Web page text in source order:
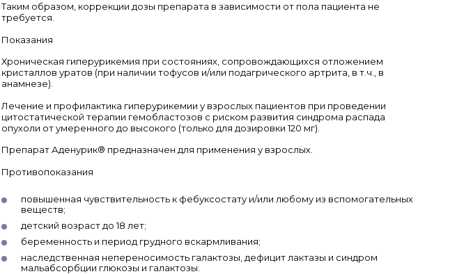
Таким образом, коррекции дозы препарата в зависимости от пола пациента не
требуется.
Показания
Хроническая гиперурикемия при состояниях, сопровождающихся отложением
кристаллов уратов (при наличии тофусов и/или подагрического артрита, в т.ч., в
анамнезе).
Лечение и профилактика гиперурикемии у взрослых пациентов при проведении
цитостатической терапии гемобластозов с риском развития синдрома распада
опухоли от умеренного до высокого (только для дозировки 120 мг).
Препарат Аденурик® предназначен для применения у взрослых.
Противопоказания
повышенная чувствительность к фебуксостату и/или любому из вспомогательных
веществ;
детский возраст до 18 лет;
беременность и период грудного вскармливания;
наследственная непереносимость галактозы, дефицит лактазы и синдром
мальабсорбции глюкозы и галактозы.